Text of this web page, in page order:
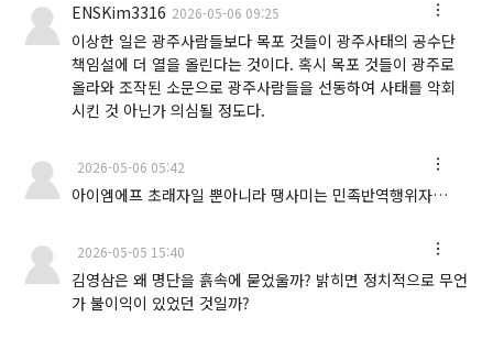
ENSKim3316 2026-05-06 09:25
이상한 일은 광주사람들보다 목포 것들이 광주사태의 공수단
책임설에 더 열을 올린다는 것이다. 혹시 목포 것들이 광주로
올라와 조작된 소문으로 광주사람들을 선동하여 사태를 악회
시킨 것 아닌가 의심될 정도다.
2026-05-06 05:42
아이엠에프 초래자일 뿐아니라 땡사미는 민족반역행위자…
2026-05-05 15:40
김영삼은 왜 명단을 흙속에 묻었울까? 밝히면 정치적으로 무언
가 불이익이 있었던 것일까?